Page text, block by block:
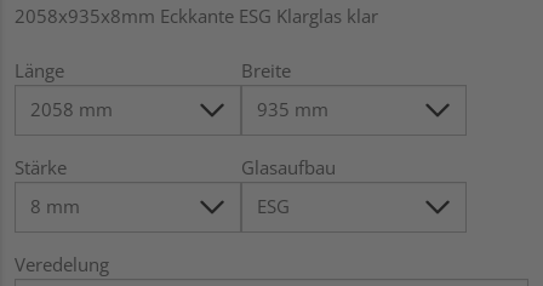
2058x935x8mm Eckkante ESG Klarglas klar
Länge Breite
Stärke Glasaufbau
Veredelung